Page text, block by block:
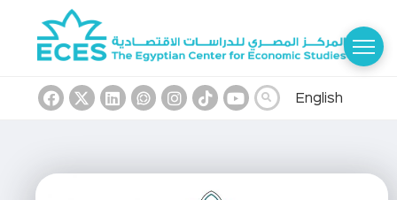
English